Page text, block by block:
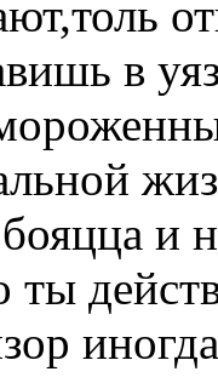
в
и
ты